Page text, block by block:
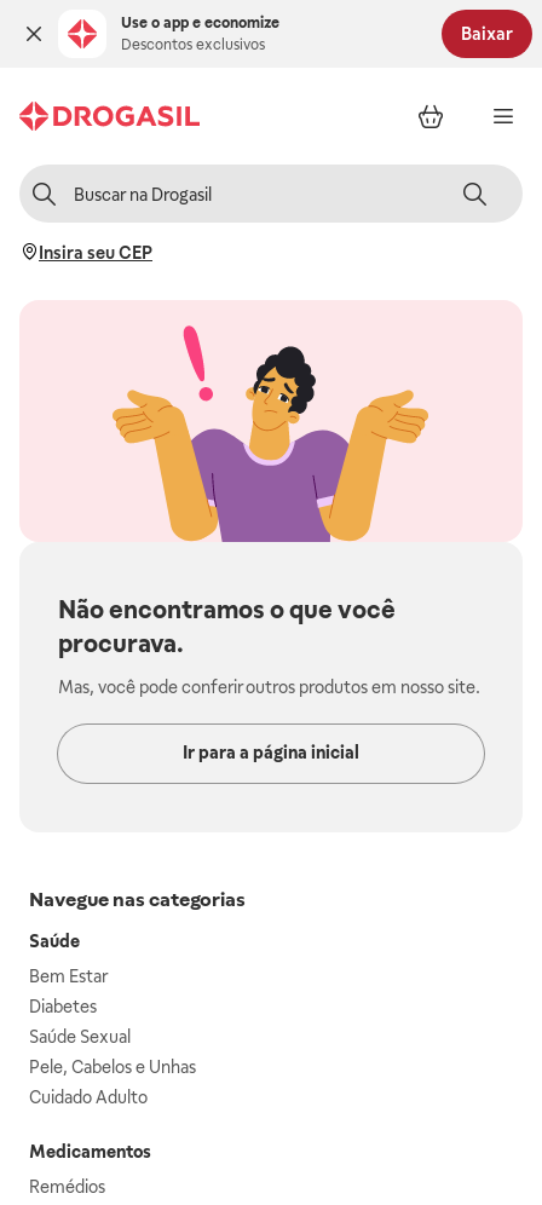
Use o app e economize
Descontos exclusivos
Baixar
Insira seu CEP
Não encontramos o que você
procurava.
Mas, você pode conferir outros produtos em nosso site.
Ir para a página inicial
Navegue nas categorias
Saúde
Bem Estar
Diabetes
Saúde Sexual
Pele, Cabelos e Unhas
Cuidado Adulto
Medicamentos
Remédios